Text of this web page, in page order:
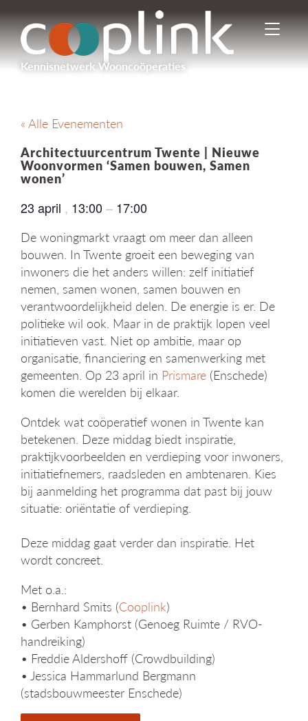
Kennisnetwerk Wooncoöperaties
I
n
-
i
« Alle Evenementen
Architectuurcentrum Twente | Nieuwe
Woonvormen ‘Samen bouwen, Samen
wonen’
23 april , 13:00 – 17:00
De woningmarkt vraagt om meer dan alleen
bouwen. In Twente groeit een beweging van
inwoners die het anders willen: zelf initiatief
nemen, samen wonen, samen bouwen en
verantwoordelijkheid delen. De energie is er. De
politieke wil ook. Maar in de praktijk lopen veel
initiatieven vast. Niet op ambitie, maar op
organisatie, financiering en samenwerking met
gemeenten. Op 23 april in Prismare (Enschede)
komen die werelden bij elkaar.
Ontdek wat coöperatief wonen in Twente kan
betekenen. Deze middag biedt inspiratie,
praktijkvoorbeelden en verdieping voor inwoners,
initiatiefnemers, raadsleden en ambtenaren. Kies
bij aanmelding het programma dat past bij jouw
situatie: oriëntatie of verdieping.
Deze middag gaat verder dan inspiratie. Het
wordt concreet.
Met o.a.:
• Bernhard Smits (Cooplink)
• Gerben Kamphorst (Genoeg Ruimte / RVO-
handreiking)
• Freddie Aldershoff (Crowdbuilding)
• Jessica Hammarlund Bergmann
(stadsbouwmeester Enschede)